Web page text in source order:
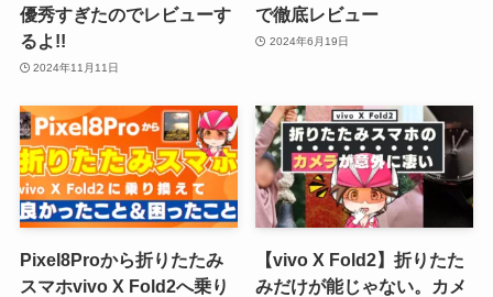
優秀すぎたのでレビューす
るよ!!
2024年11月11日
で徹底レビュー
2024年6月19日
Pixel8Proから折りたたみ
スマホvivo X Fold2へ乗り
【vivo X Fold2】折りたた
みだけが能じゃない。カメ